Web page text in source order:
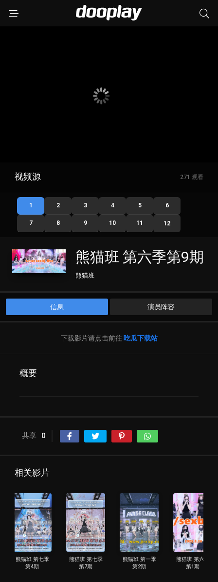
视频源 271 观看
1 2 3 4 5 6
7 8 9 10 11 12
熊猫班 第六季第9期
熊猫班
信息 演员阵容
下载影片请点击前往 吃瓜下载站
概要
共享 0
相关影片
熊猫班 第七季
第4期
熊猫班 第七季
第7期
熊猫班 第一季
第2期
熊猫班 第六季
第1期